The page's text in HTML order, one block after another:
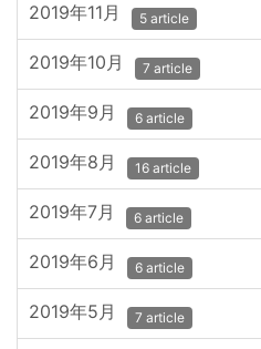
2019年11月 5 article
2019年10月 7 article
2019年9月 6 article
2019年8月 16 article
2019年7月 6 article
2019年6月 6 article
2019年5月 7 article